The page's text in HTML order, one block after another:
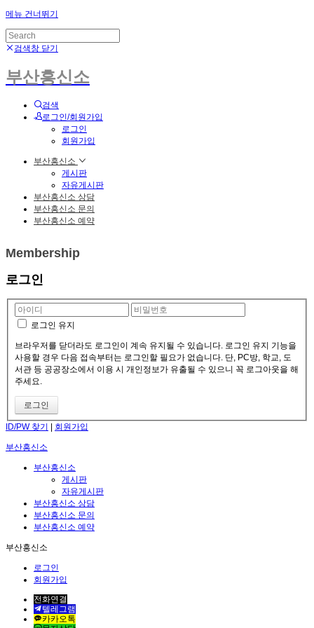
메뉴 건너뛰기
검색창 닫기
부산흥신소
검색
로그인/회원가입
로그인
회원가입
부산흥신소
게시판
자유게시판
부산흥신소 상담
부산흥신소 문의
부산흥신소 예약
Membership
로그인
로그인 유지
브라우저를 닫더라도 로그인이 계속 유지될 수 있습니다. 로그인 유지 기능을
사용할 경우 다음 접속부터는 로그인할 필요가 없습니다. 단, PC방, 학교, 도
서관 등 공공장소에서 이용 시 개인정보가 유출될 수 있으니 꼭 로그아웃을 해
주세요.
ID/PW 찾기 | 회원가입
부산흥신소
부산흥신소
게시판
자유게시판
부산흥신소 상담
부산흥신소 문의
부산흥신소 예약
부산흥신소
로그인
회원가입
전화연결
텔레그램
카카오톡